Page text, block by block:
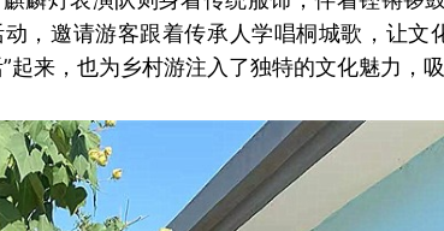
，邀请游客跟着传承人学唱桐城歌，让文
来，也为乡村游注入了独特的文化魅力，